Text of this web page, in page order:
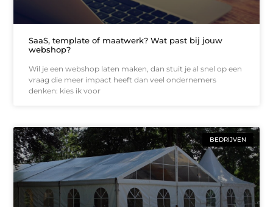
SaaS, template of maatwerk? Wat past bij jouw
webshop?
Wil je een webshop laten maken, dan stuit je al snel op een
vraag die meer impact heeft dan veel ondernemers
denken: kies ik voor
BEDRIJVEN